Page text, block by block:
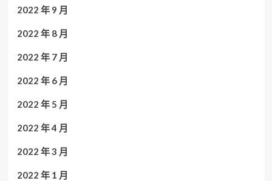
2022 年 9 月
2022 年 8 月
2022 年 7 月
2022 年 6 月
2022 年 5 月
2022 年 4 月
2022 年 3 月
2022 年 1 月